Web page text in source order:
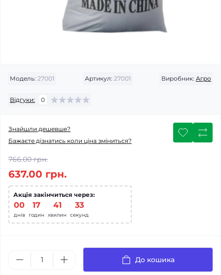
Модель: 27001 Артикул: 27001 Виробник: Агро
Відгуки: 0
Знайшли дешевше?
Бажаєте дізнатись коли ціна зміниться?
766.00 грн.
637.00 грн.
Акція закінчиться через:
00
днів
17
годин
41
хвилин
32
секунд
До кошика